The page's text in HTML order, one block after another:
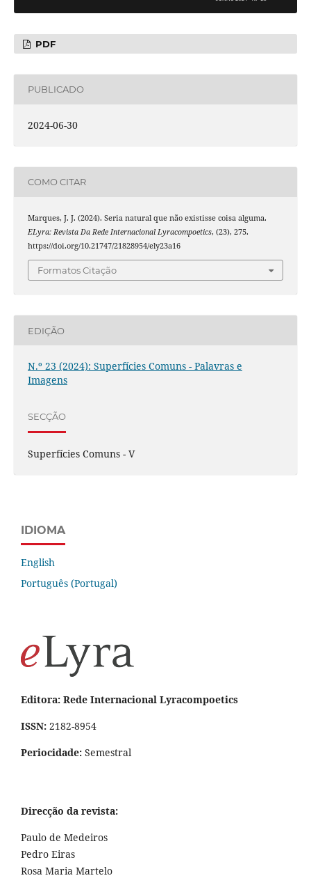
PDF
PUBLICADO
2024-06-30
COMO CITAR
Marques, J. J. (2024). Seria natural que não existisse coisa alguma.
ELyra: Revista Da Rede Internacional Lyracompoetics, (23), 275.
https://doi.org/10.21747/21828954/ely23a16
Formatos Citação
EDIÇÃO
N.º 23 (2024): Superfícies Comuns - Palavras e
Imagens
SECÇÃO
Superfícies Comuns - V
IDIOMA
English
Português (Portugal)
Editora: Rede Internacional Lyracompoetics
ISSN: 2182-8954
Periocidade: Semestral
Direcção da revista:
Paulo de Medeiros
Pedro Eiras
Rosa Maria Martelo